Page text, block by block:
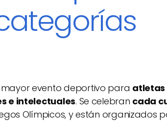
mayor evento deportivo para atletas
e intelectuales. Se celebran cada
Olímpicos, y están organizados